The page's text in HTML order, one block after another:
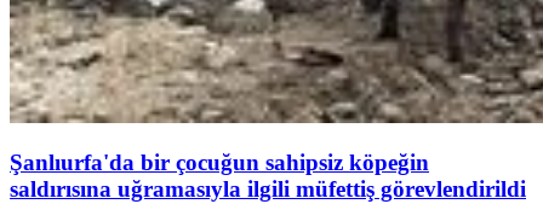
Şanlıurfa'da bir çocuğun sahipsiz köpeğin
saldırısına uğramasıyla ilgili müfettiş görevlendirildi